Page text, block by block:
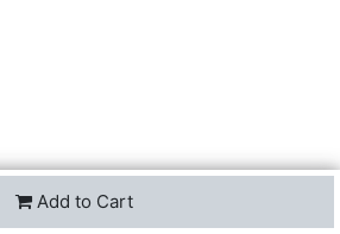
Add to Cart